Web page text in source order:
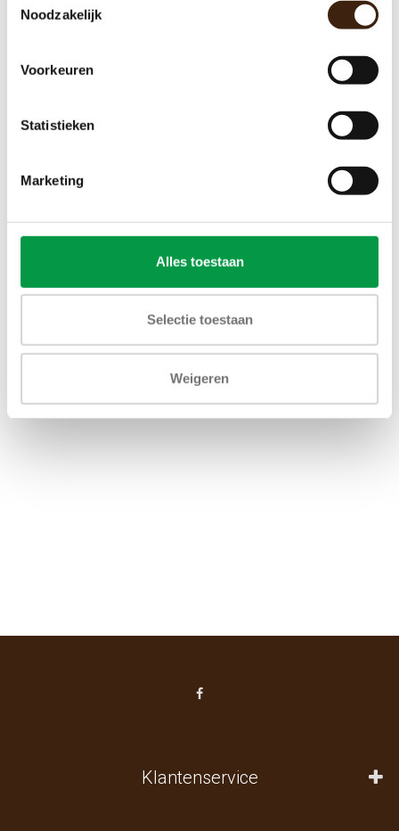
Noodzakelijk
Voorkeuren
Statistieken
Marketing
Alles toestaan
Selectie toestaan
Weigeren
Klantenservice